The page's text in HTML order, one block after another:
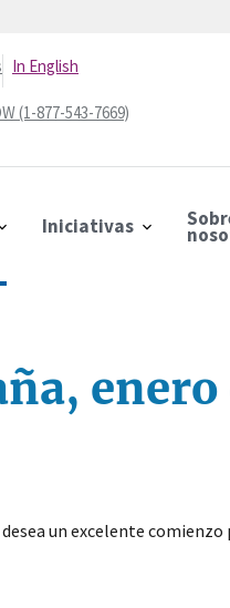
In English
(1-877-543-7669)
Iniciativas
enero
un excelente comienzo